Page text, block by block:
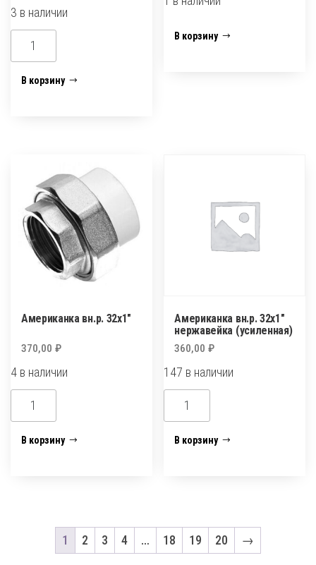
3 в наличии
Количество
товара
Американка
(усиленная)
В корзину
товара
В корзину
Американка вн.р. 32х1″
370,00 ₽
4 в наличии
Количество
товара
Американка
В корзину
Американка вн.р. 32х1″
нержавейка (усиленная)
360,00₽
147 в наличии
Количество
товара
Американка
В корзину
1 2 3 4 … 18 19 20 →